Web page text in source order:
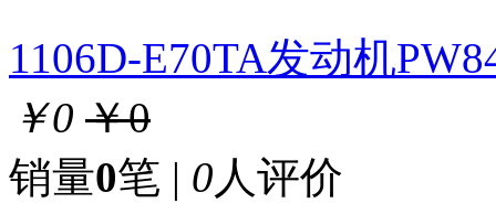
1106D-E70TA发动机
￥0 ￥0
销量0笔 | 0人评价